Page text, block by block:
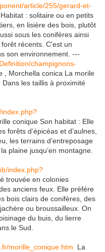
article/255/gerard-et-
Habitat : solitaire ou en petits
en lisière des bois, plutôt
sous les conifères ainsi
récents. C'est un
son environnement. ---
champignons-
, Morchella conica La morile
les taillis à proximité
conique Son habitat : Elle
forêts d’épicéas et d’aulnes,
les terrains d’entreposage
plaine jusqu’en montagne.
index.php?
trouvée en colonies
anciens feux. Elle préfére
bois clairs de conifères, des
ou broussailleux. On
du buis, du lierre
le Sud.
morille_conique.htm La